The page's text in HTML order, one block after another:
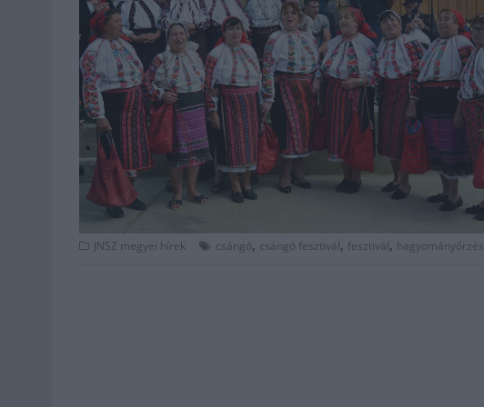
JNSZ megyei hírek csángó, csángó fesztivál, fesztivál, hagyományőrzés